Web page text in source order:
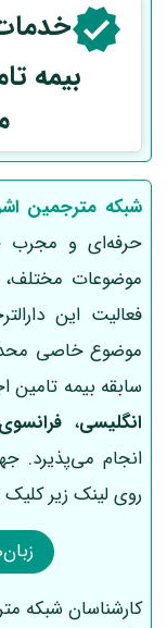
بیمه
شبکه مترجمین
حرفه‌ای و مجرب
موضوعات مختلف،
فعالیت این
موضوع خاصی
سابقه بیمه تامین
انگلیسی، فرانسوی
انجام می‌پذیرد.
روی لینک زیر کلیک
کارشناسان شبکه